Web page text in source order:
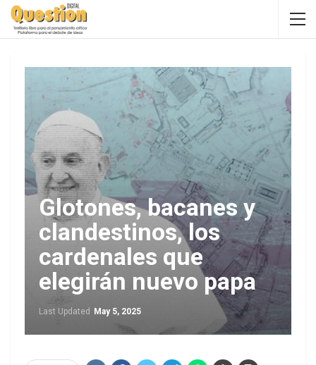
Glotones, bacanes y
clandestinos, los
cardenales que
elegirán nuevo papa
Last Updated May 5, 2025